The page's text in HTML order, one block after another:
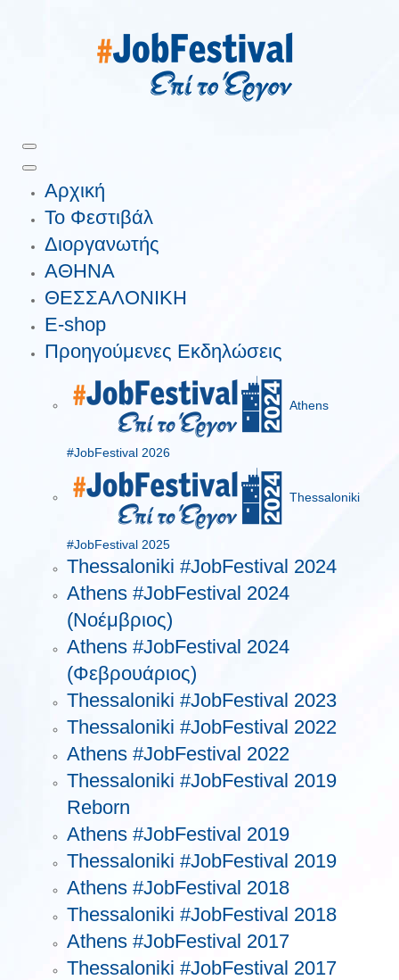
Αρχική
Το Φεστιβάλ
Διοργανωτής
ΑΘΗΝΑ
ΘΕΣΣΑΛΟΝΙΚΗ
E-shop
Προηγούμενες Εκδηλώσεις
Athens
#JobFestival 2026
Thessaloniki
#JobFestival 2025
Thessaloniki #JobFestival 2024
Athens #JobFestival 2024
(Νοέμβριος)
Athens #JobFestival 2024
(Φεβρουάριος)
Thessaloniki #JobFestival 2023
Thessaloniki #JobFestival 2022
Athens #JobFestival 2022
Thessaloniki #JobFestival 2019
Reborn
Athens #JobFestival 2019
Thessaloniki #JobFestival 2019
Athens #JobFestival 2018
Thessaloniki #JobFestival 2018
Athens #JobFestival 2017
Τhessaloniki #JobFestival 2017